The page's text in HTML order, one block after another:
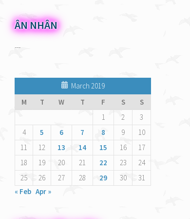
ÂN NHÂN
---
March 2019
M
T W T F S
S
1
2
3
4
5 6 7 8 9
10
11
12 13 14 15 16
17
18
19 20 21 22 23
24
25
26 27 28 29 30
31
« Feb Apr »